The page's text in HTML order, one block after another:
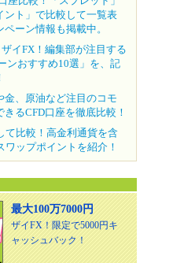
ント」で比較して一覧表
ーン情報も掲載中。
ザイFX！編集部が注目する
ンおすすめ10選」を、記
金、原油など注目のコモ
るCFD口座を徹底比較！
て比較！高金利通貨を含
ワップポイントを紹介！
最大100万7000円
ザイFX！限定で5000円キ
ャッシュバック！